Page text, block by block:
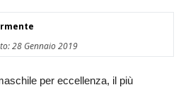
28 Gennaio 2019
per eccellenza, il più